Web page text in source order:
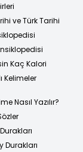
ve Türk Tarihi
Kaç Kalori
Kelimeler
Nasıl Yazılır?
Durakları